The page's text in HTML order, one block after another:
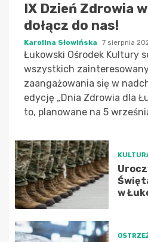
IX Dzień Zdrowia
dołącz do nas!
Karolina Słowińska 7 sierpnia
Łukowski Ośrodek Kultury
wszystkich
zaangażowania się w
edycję „Dnia Zdrowia dla
to, planowane na 5
w